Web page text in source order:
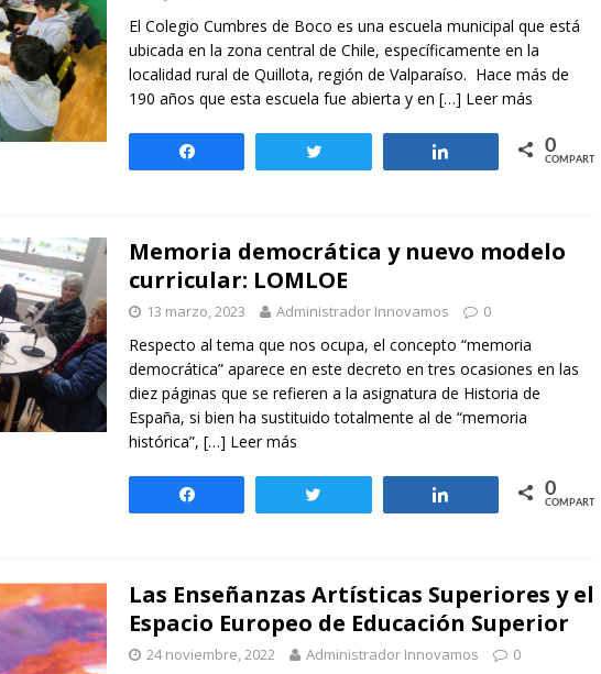
[ 7 enero, 2025 ]
Imaginar otros mundos es posible: Tertulias entre familiares en la Escuela
Primaria Prof. Heliodoro Ruiz Castillo
EVIDENCIAS
El Colegio Cumbres de Boco es una escuela municipal que está
ubicada en la zona central de Chile, específicamente en la
localidad rural de Quillota, región de Valparaíso. Hace más de
190 años que esta escuela fue abierta y en […] Leer más
Compartir 0
COMPARTIR
Memoria democrática y nuevo modelo
curricular: LOMLOE
13 marzo, 2023 Administrador Innovamos 0
Respecto al tema que nos ocupa, el concepto “memoria
democrática” aparece en este decreto en tres ocasiones en las
diez páginas que se refieren a la asignatura de Historia de
España, si bien ha sustituido totalmente al de “memoria
histórica”, […] Leer más
Compartir 0
COMPARTIR
Las Enseñanzas Artísticas Superiores y el
Espacio Europeo de Educación Superior
24 noviembre, 2022 Administrador Innovamos 0